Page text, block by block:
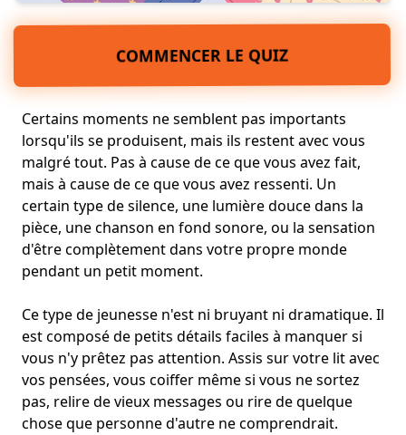
COMMENCER LE QUIZ
Certains moments ne semblent pas importants
lorsqu'ils se produisent, mais ils restent avec vous
malgré tout. Pas à cause de ce que vous avez fait,
mais à cause de ce que vous avez ressenti. Un
certain type de silence, une lumière douce dans la
pièce, une chanson en fond sonore, ou la sensation
d'être complètement dans votre propre monde
pendant un petit moment.
Ce type de jeunesse n'est ni bruyant ni dramatique. Il
est composé de petits détails faciles à manquer si
vous n'y prêtez pas attention. Assis sur votre lit avec
vos pensées, vous coiffer même si vous ne sortez
pas, relire de vieux messages ou rire de quelque
chose que personne d'autre ne comprendrait.